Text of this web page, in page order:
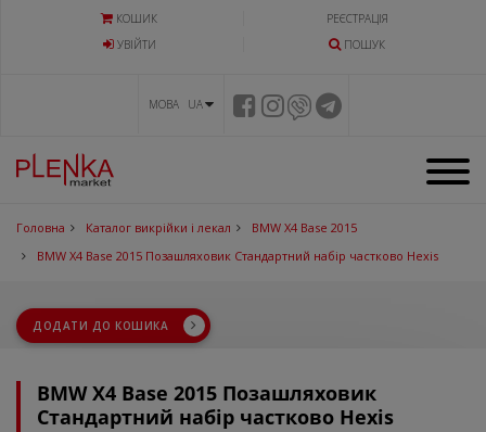
КОШИК
РЕЄСТРАЦІЯ
УВIЙТИ
ПОШУК
МОВА UA
Головна Каталог викрійки і лекал
BMW X4 Base 2015
BMW X4 Base 2015 Позашляховик Стандартний набір частково Hexis
ДОДАТИ ДО КОШИКА
BMW X4 Base 2015 Позашляховик
Стандартний набір частково Hexis